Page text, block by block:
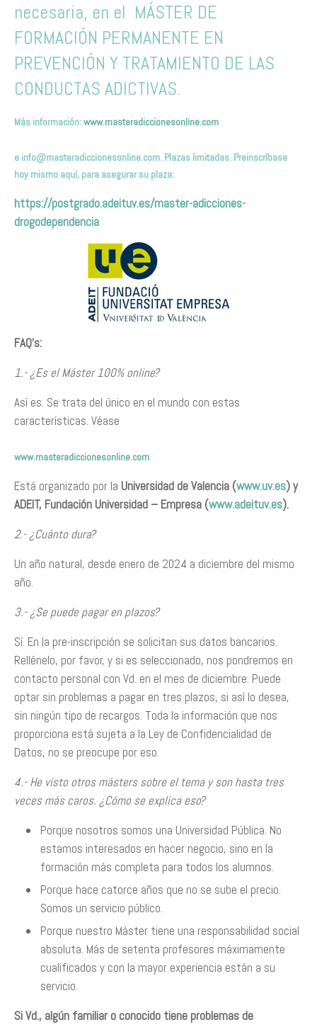
necesaria, en el MÁSTER DE
FORMACIÓN PERMANENTE EN
PREVENCIÓN Y TRATAMIENTO DE LAS
CONDUCTAS ADICTIVAS.
Más información:www.masteradiccionesonline.com
e info@masteradiccionesonline.com. Plazas limitadas. Preinscríbase
hoy mismo aquí, para asegurar su plaza:
https://postgrado.adeituv.es/master-adicciones-
drogodependencia
FAQ’s:
1.- ¿Es el Máster 100% online?
Así es. Se trata del único en el mundo con estas
características. Véase
www.masteradiccionesonline.com
Está organizado por la Universidad de Valencia (www.uv.es) y
ADEIT, Fundación Universidad – Empresa (www.adeituv.es).
2.- ¿Cuánto dura?
Un año natural, desde enero de 2024 a diciembre del mismo
año.
3.- ¿Se puede pagar en plazos?
Sí. En la pre-inscripción se solicitan sus datos bancarios.
Rellénelo, por favor, y si es seleccionado, nos pondremos en
contacto personal con Vd. en el mes de diciembre. Puede
optar sin problemas a pagar en tres plazos, si así lo desea,
sin ningún tipo de recargos. Toda la información que nos
proporciona está sujeta a la Ley de Confidencialidad de
Datos, no se preocupe por eso.
4.- He visto otros másters sobre el tema y son hasta tres
veces más caros. ¿Cómo se explica eso?
Porque nosotros somos una Universidad Pública. No
estamos interesados en hacer negocio, sino en la
formación más completa para todos los alumnos.
Porque hace catorce años que no se sube el precio.
Somos un servicio público.
Porque nuestro Máster tiene una responsabilidad social
absoluta. Más de setenta profesores máximamente
cualificados y con la mayor experiencia están a su
servicio.
Si Vd., algún familiar o conocido tiene problemas de